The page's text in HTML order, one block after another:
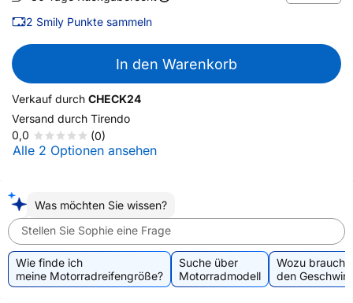
2 Smily Punkte sammeln
In den Warenkorb
Verkauf durch CHECK24
Versand durch Tirendo
0,0
(0)
Alle 2 Optionen ansehen
Was möchten Sie wissen?
Stellen Sie Sophie eine Frage
Wie finde ich
meine Motorradreifengröße?
Suche über
Motorradmodell
Wozu
den